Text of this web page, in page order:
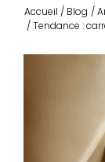
Accueil Blog
Tendance :